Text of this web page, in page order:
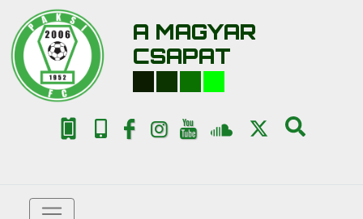
A MAGYAR
CSAPAT